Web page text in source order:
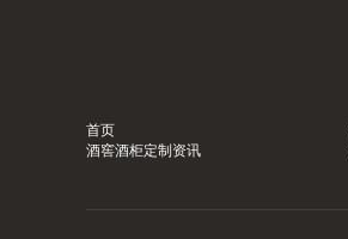
首页
酒窖酒柜定制资讯